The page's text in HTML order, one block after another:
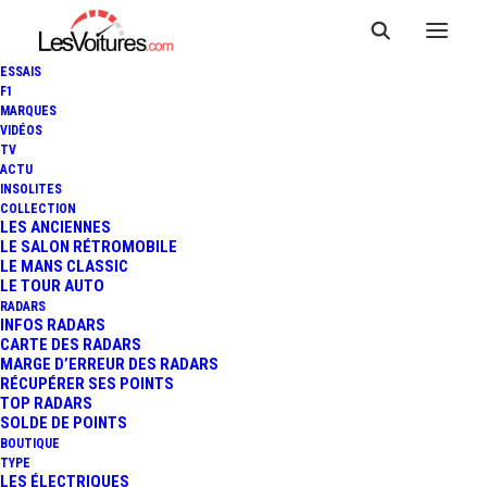
ESSAIS
F1
MARQUES
VIDÉOS
TV
ACTU
INSOLITES
COLLECTION
LES ANCIENNES
LE SALON RÉTROMOBILE
LE MANS CLASSIC
LE TOUR AUTO
RADARS
INFOS RADARS
CARTE DES RADARS
MARGE D’ERREUR DES RADARS
RÉCUPÉRER SES POINTS
TOP RADARS
SOLDE DE POINTS
BOUTIQUE
TYPE
LES ÉLECTRIQUES